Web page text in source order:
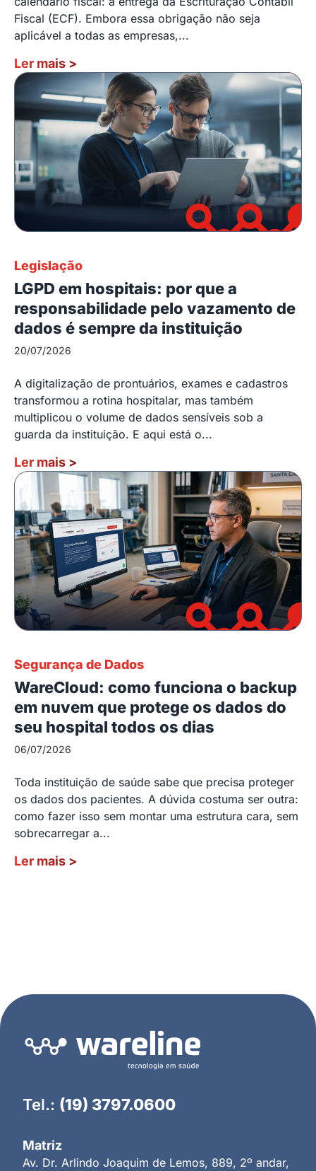
Fiscal (ECF). Embora essa obrigação não seja
aplicável a todas as empresas,...
Ler mais >
Legislação
LGPD em hospitais: por que a
responsabilidade pelo vazamento de
dados é sempre da instituição
20/07/2026
A digitalização de prontuários, exames e cadastros
transformou a rotina hospitalar, mas também
multiplicou o volume de dados sensíveis sob a
guarda da instituição. E aqui está o...
Ler mais >
Segurança de Dados
WareCloud: como funciona o backup
em nuvem que protege os dados do
seu hospital todos os dias
06/07/2026
Toda instituição de saúde sabe que precisa proteger
os dados dos pacientes. A dúvida costuma ser outra:
como fazer isso sem montar uma estrutura cara, sem
sobrecarregar a...
Ler mais >
Tel.: (19) 3797.0600
Matriz
Av. Dr. Arlindo Joaquim de Lemos, 889, 2º andar,